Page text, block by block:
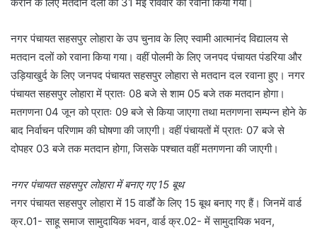
नगर पंचायत सहसपुर लोहारा के उप चुनाव के लिए स्वामी आत्मानंद विद्यालय से
मतदान दलों को रवाना किया गया। वहीं पोलमी के लिए जनपद पंचायत पंडरिया और
उड़ियाखुर्द के लिए जनपद पंचायत सहसपुर लोहारा से मतदान दल रवाना हुए। नगर
पंचायत सहसपुर लोहारा में प्रातः 08 बजे से शाम 05 बजे तक मतदान होगा।
मतगणना 04 जून को प्रातः 09 बजे से किया जाएगा तथा मतगणना सम्पन्न होने के
बाद निर्वाचन परिणाम की घोषणा की जाएगी। वहीं पंचायतों में प्रातः 07 बजे से
दोपहर 03 बजे तक मतदान होगा, जिसके पश्चात वहीं मतगणना की जाएगी।
नगर पंचायत सहसपुर लोहारा में बनाए गए 15 बूथ
नगर पंचायत सहसपुर लोहारा में 15 वार्डों के लिए 15 बूथ बनाए गए हैं। जिनमें वार्ड
क्र.01- साहू समाज सामुदायिक भवन, वार्ड क्र.02- में सामुदायिक भवन,